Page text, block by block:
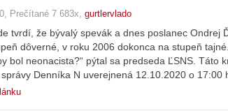
Prečítané 7 683x, gurtlervlado
tvrdí, že bývalý spevák a dnes poslanec Ondrej
dôverné, v roku 2006 dokonca na stupeň
bol neonacista?“ pýtal sa predseda ĽSNS. Táto
Denníka N uverejnená 12.10.2020 o